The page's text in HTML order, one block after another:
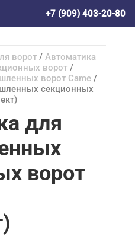
+7 (909) 403-20-80
ворот / Автоматика
ворот /
ворот Came /
секционных
для
ворот